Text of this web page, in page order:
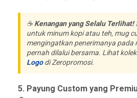
☕Kenangan yang Selalu Terlihat!
untuk minum kopi atau teh, mug
mengingatkan penerimanya pada
pernah dilalui bersama. Lihat
Logodi Zeropromosi.
5. Payung Custom yang